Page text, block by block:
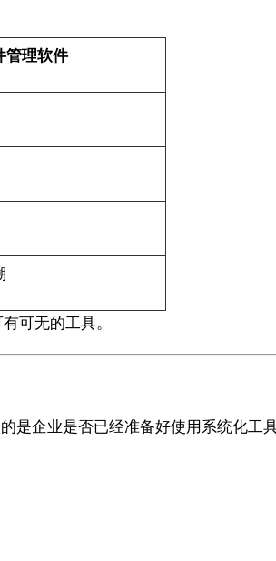
管理软件
可无的工具。
是企业是否已经准备好使用系统化工具